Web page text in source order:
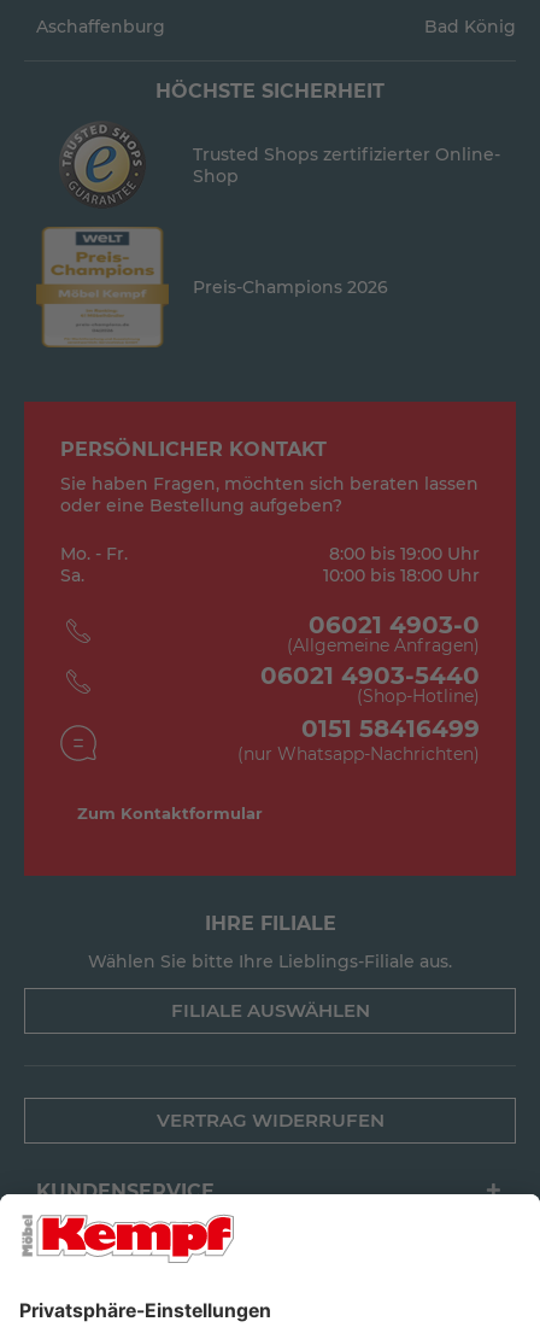
Aschaffenburg Bad König
HÖCHSTE SICHERHEIT
Trusted Shops zertifizierter Online-
Shop
Preis-Champions 2026
PERSÖNLICHER KONTAKT
Sie haben Fragen, möchten sich beraten lassen
oder eine Bestellung aufgeben?
Mo. - Fr.
8:00 bis 19:00 Uhr
Sa.
10:00 bis 18:00 Uhr
06021 4903-0
(Allgemeine Anfragen)
06021 4903-5440
(Shop-Hotline)
0151 58416499
(nur Whatsapp-Nachrichten)
Zum Kontaktformular
IHRE FILIALE
Wählen Sie bitte Ihre Lieblings-Filiale aus.
FILIALE AUSWÄHLEN
VERTRAG WIDERRUFEN
KUNDENSERVICE
FILIALEN